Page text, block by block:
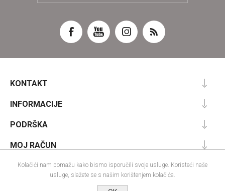
KONTAKT
INFORMACIJE
PODRŠKA
MOJ RAČUN
Powered bynopCommerce
Kolačići nam pomažu kako bismo isporučili svoje usluge. Koristeći naše
usluge, slažete se s našim korištenjem kolačića.